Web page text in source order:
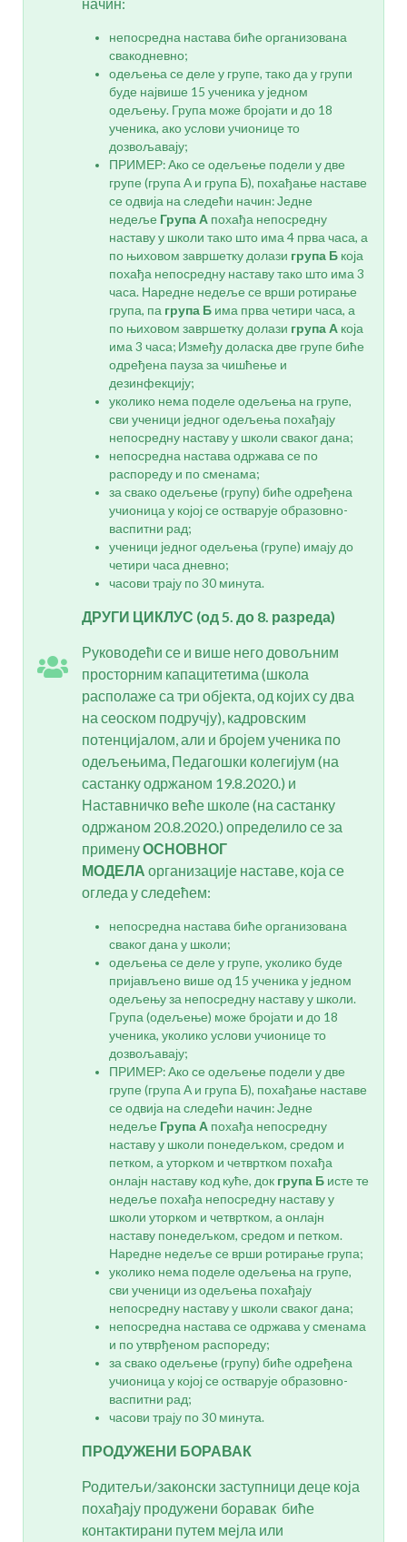
начин:
непосредна настава биће организована
свакодневно;
одељења се деле у групе, тако да у групи
буде највише 15 ученика у једном
одељењу. Група може бројати и до 18
ученика, ако услови учионице то
дозвољавају;
ПРИМЕР: Ако се одељење подели у две
групе (група А и група Б), похађање наставе
се одвија на следећи начин: Једне
недеље Група А похађа непосредну
наставу у школи тако што има 4 прва часа, а
по њиховом завршетку долази група Б која
похађа непосредну наставу тако што има 3
часа. Наредне недеље се врши ротирање
група, па група Б има прва четири часа, а
по њиховом завршетку долази група А која
има 3 часа; Између доласка две групе биће
одређена пауза за чишћење и
дезинфекцију;
уколико нема поделе одељења на групе,
сви ученици једног одељења похађају
непосредну наставу у школи сваког дана;
непосредна настава одржава се по
распореду и по сменама;
за свако одељење (групу) биће одређена
учионица у којој се остварује образовно-
васпитни рад;
ученици једног одељења (групе) имају до
четири часа дневно;
часови трају по 30 минута.
ДРУГИ ЦИКЛУС (од 5. до 8. разреда)
Руководећи се и више него довољним
просторним капацитетима (школа
располаже са три објекта, од којих су два
на сеоском подручју), кадровским
потенцијалом, али и бројем ученика по
одељењима, Педагошки колегијум (на
састанку одржаном 19.8.2020.) и
Наставничко веће школе (на састанку
одржаном 20.8.2020.) определило се за
применуОСНОВНОГ
МОДЕЛА организације наставе, која се
огледа у следећем:
непосредна настава биће организована
сваког дана у школи;
одељења се деле у групе, уколико буде
пријављено више од 15 ученика у једном
одељењу за непосредну наставу у школи.
Група (одељење) може бројати и до 18
ученика, уколико услови учионице то
дозвољавају;
ПРИМЕР: Ако се одељење подели у две
групе (група А и група Б), похађање наставе
се одвија на следећи начин: Једне
недеље Група А похађа непосредну
наставу у школи понедељком, средом и
петком, а уторком и четвртком похађа
онлајн наставу код куће, док група Б исте те
недеље похађа непосредну наставу у
школи уторком и четвртком, а онлајн
наставу понедељком, средом и петком.
Наредне недеље се врши ротирање група;
уколико нема поделе одељења на групе,
сви ученици из одељења похађају
непосредну наставу у школи сваког дана;
непосредна настава се одржава у сменама
и по утврђеном распореду;
за свако одељење (групу) биће одређена
учионица у којој се остварује образовно-
васпитни рад;
часови трају по 30 минута.
ПРОДУЖЕНИ БОРАВАК
Родитељи/законски заступници деце која
похађају продужени боравак биће
контактирани путем мејла или